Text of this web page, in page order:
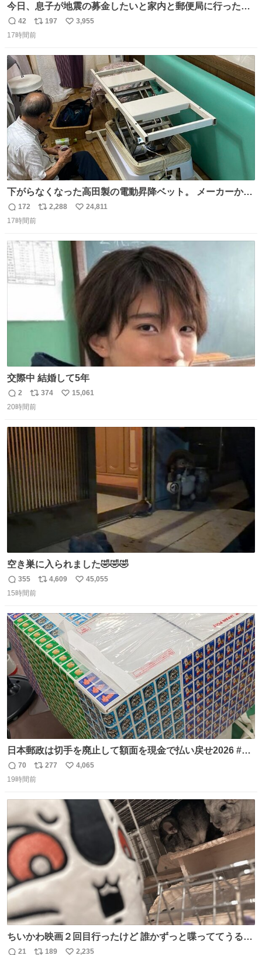
今日、息子が地震の募金したいと家内と郵便局に行ったみ
たいです。おもちゃとか買う選択肢もあったと思うけど、
自分で貯めてた2万円を役に立てて欲しい、みんなも元気
かできたらなぁと思いました。
返
信
42
リ
ポ
ト
数
197
い
数
3,955
17時間前
下がらなくなった高田製の電動昇降ベット。 メーカーから
は、完全に見放されたんですが、 見事に85歳の父が治しま
した。 うちの父は、トヨタカローラのボディをオート生産
の配線をハンダで修理している横で、
返
信
172
リ
ト
数
2,288
い
24,811
17時間前
交際中 結婚して5年
返
信
2
リ
ポ
ト
数
374
い
数
15,061
20時間前
空き巣に入られました🤣🤣🤣
返
信
355
リ
ト
数
4,609
い
数
45,055
15時間前
日本郵政は切手を廃止して額面を現金で払い戻せ2026 #日
本郵政 @JapanPostHD_PR
返
信
70
リ
ポ
ト
数
277
い
数
4,065
19時間前
ちいかわ映画２回目行ったけど 誰かずっと喋っててうるさ
かった 許せねえ
21 189 2,235